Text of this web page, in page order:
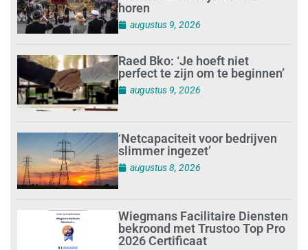
horen
augustus 9, 2026
Raed Bko: ‘Je hoeft niet
perfect te zijn om te beginnen’
augustus 9, 2026
‘Netcapaciteit voor bedrijven
slimmer ingezet’
augustus 8, 2026
Wiegmans Facilitaire Diensten
bekroond met Trustoo Top Pro
2026 Certificaat